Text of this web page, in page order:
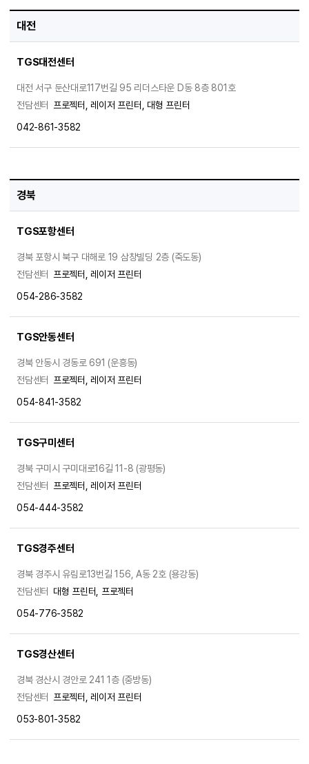
대전
TGS대전센터
대전 서구 둔산대로117번길 95 리더스타운 D동 8층 801호
전담센터
프로젝터, 레이저 프린터, 대형 프린터
042-861-3582
경북
TGS포항센터
경북 포항시 북구 대해로 19 삼창빌딩 2층 (죽도동)
전담센터
프로젝터, 레이저 프린터
054-286-3582
TGS안동센터
경북 안동시 경동로 691 (운흥동)
전담센터
프로젝터, 레이저 프린터
054-841-3582
TGS구미센터
경북 구미시 구미대로16길 11-8 (광평동)
전담센터
프로젝터, 레이저 프린터
054-444-3582
TGS경주센터
경북 경주시 유림로13번길 156, A동 2호 (용강동)
전담센터
대형 프린터, 프로젝터
054-776-3582
TGS경산센터
경북 경산시 경안로 241 1층 (중방동)
전담센터
프로젝터, 레이저 프린터
053-801-3582